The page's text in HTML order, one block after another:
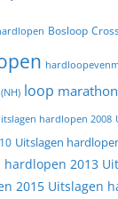
Bosloop
loop marathon
hardlopen 2008
Uitslagen
hardlopen 2013
2015 Uitslagen